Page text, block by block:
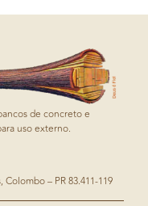
de concreto e
uso externo.
– PR 83.411-119